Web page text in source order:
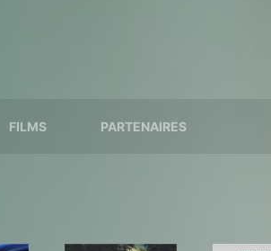
FILMS PARTENAIRES